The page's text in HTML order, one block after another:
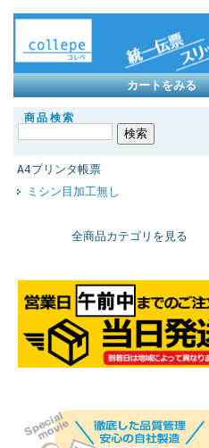
カートを
商品検索
A4プリンタ帳票
ミシン目加工無し
全商品カテゴリを見る